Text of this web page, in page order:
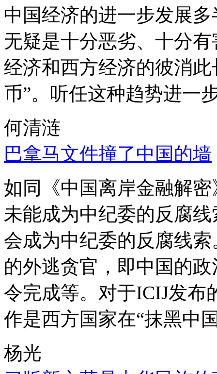
中国经济的进一步发展
无疑是十分恶劣、十分
经济和西方经济的彼消
币”。听任这种趋势进一
何清涟
巴拿马文件撞了中国的墙
如同《中国离岸金融解
未能成为中纪委的反腐
会成为中纪委的反腐线
的外逃贪官，即中国的
令完成等。对于ICIJ发布
作是西方国家在“抹黑中
杨光